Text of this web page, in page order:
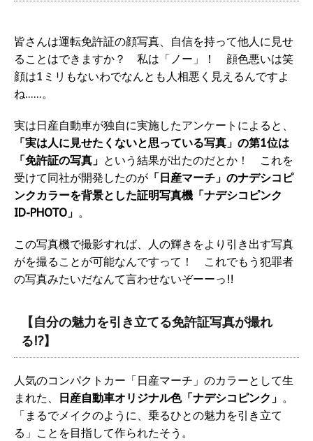
皆さんは運転免許証の顔写真、自信を持って他人に見せ
ることはできますか？ 私は「ノー」！ 顔色悪いは笑
顔は1ミリもないわでなんとも人相悪く見えるんですよ
ね……。
実は日産自動車が独自に実施したアンケートによると、
「実は人に見せたくないと思っている写真」の第1位は
「免許証の写真」 という結果が出たのだとか！ これを
受けて同社が開発したのが 「日産マーチ」のナデシコピ
ンクカラーを背景とした証明写真機「ナデシコピンク
ID-PHOTO」 。
この写真機で撮影すれば、人の輝きをより引き出す写真
がを撮ることが可能なんですって！ これでもう犯罪者
の写真みたいだなんて言わせないぞーーっ!!
【自分の魅力を引き立てる免許証写真が撮れ
る!?】
人気のコンパクトカー「日産マーチ」のカラーとして生
まれた、
日産自動車オリジナル色「ナデシコピンク」 。
「まるでメイクのように、乗るひとの魅力を引き立て
る」ことを目指して作られたそう。